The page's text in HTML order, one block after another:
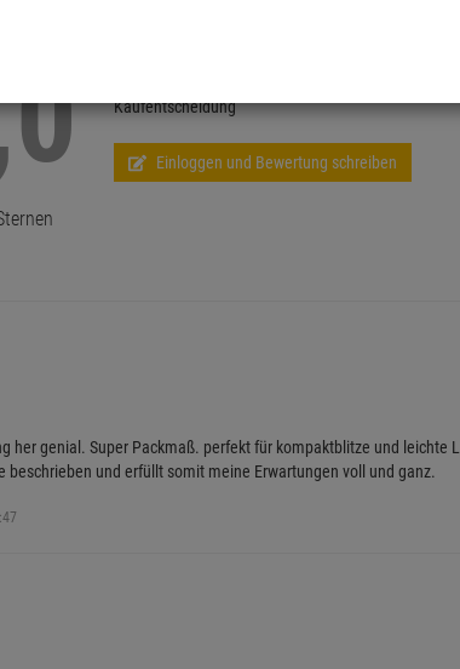
Schreiben Sie jetzt Ihre persönliche Erfahrung mit
Kaufentscheidung
Einloggen und Bewertung schreiben
her genial. Super Packmaß. perfekt für kompaktblitze und leichte
und erfüllt somit meine Erwartungen voll und ganz.